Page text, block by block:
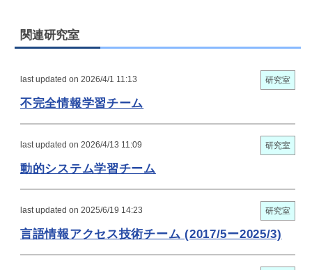
関連研究室
last updated on 2026/4/1 11:13 研究室
不完全情報学習チーム
last updated on 2026/4/13 11:09 研究室
動的システム学習チーム
last updated on 2025/6/19 14:23 研究室
言語情報アクセス技術チーム (2017/5ー2025/3)